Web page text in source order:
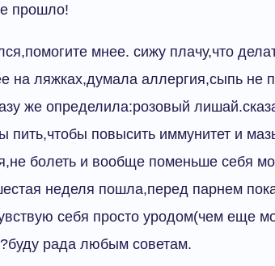
прошло!
мнее. сижу плачу,что
на ляжках,думала аллергия,сыпь не
же определила:розовый
пить,чтобы повысить иммунитет и
болеть и вообще поменьше себя
неделя пошла,перед парнем
себя просто уродом(чем еще
рада любым советам.